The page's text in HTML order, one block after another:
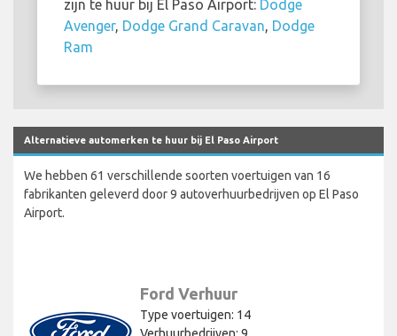
zijn te huur bij El Paso Airport: Dodge
Avenger, Dodge Grand Caravan, Dodge
Ram
Alternatieve automerken te huur bij El Paso Airport
We hebben 61 verschillende soorten voertuigen van 16
fabrikanten geleverd door 9 autoverhuurbedrijven op El Paso
Airport.
Ford Verhuur
Type voertuigen: 14